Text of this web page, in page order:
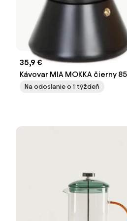
35,9 €
Kávovar MIA MOKKA čierny
mlNa odoslanie o 1 týždeň